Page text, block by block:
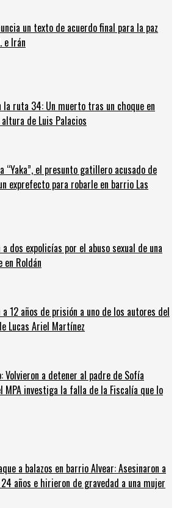
un texto de acuerdo final para la paz
e Irán
la ruta 34: Un muerto tras un choque en
de Luis Palacios
“Yaka”, el presunto gatillero acusado de
exprefecto para robarle en barrio Las
a dos expolicías por el abuso sexual de una
en Roldán
a 12 años de prisión a uno de los autores del
Lucas Ariel Martínez
Volvieron a detener al padre de Sofía
MPA investiga la falla de la Fiscalía que lo
a balazos en barrio Alvear: Asesinaron a
años e hirieron de gravedad a una mujer